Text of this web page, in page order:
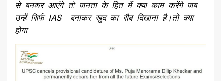
से बनकर आएंगे तो जनता के हित में क्या काम करेंगे जब
उन्हें सिर्फ IAS बनाकर खुद का रौब दिखाना है।तो क्या
होगा